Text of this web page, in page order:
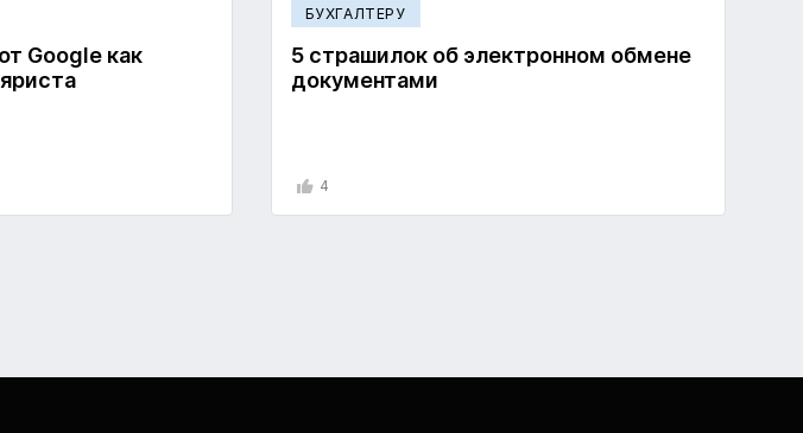
Google как
БУХГАЛТЕРУ
5 страшилок об электронном обмене
документами
4